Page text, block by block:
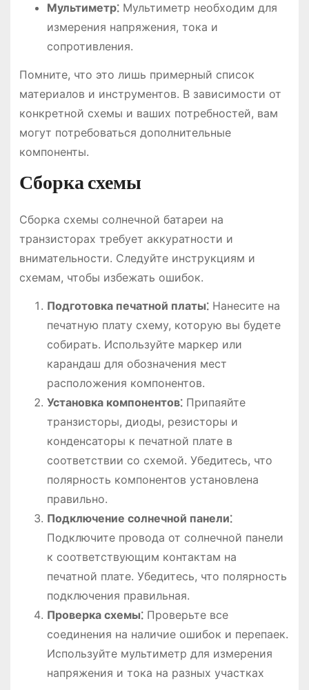
Мультиметр⁚Мультиметр необходим для
измерения напряжения, тока и
сопротивления.
Помните, что это лишь примерный список
материалов и инструментов. В зависимости от
конкретной схемы и ваших потребностей, вам
могут потребоваться дополнительные
компоненты.
Сборка схемы
Сборка схемы солнечной батареи на
транзисторах требует аккуратности и
внимательности. Следуйте инструкциям и
схемам, чтобы избежать ошибок.
Подготовка печатной платы⁚Нанесите на
печатную плату схему, которую вы будете
собирать. Используйте маркер или
карандаш для обозначения мест
расположения компонентов.
Установка компонентов⁚Припаяйте
транзисторы, диоды, резисторы и
конденсаторы к печатной плате в
соответствии со схемой. Убедитесь, что
полярность компонентов установлена
правильно.
Подключение солнечной панели⁚
Подключите провода от солнечной панели
к соответствующим контактам на
печатной плате. Убедитесь, что полярность
подключения правильная.
Проверка схемы⁚Проверьте все
соединения на наличие ошибок и перепаек.
Используйте мультиметр для измерения
напряжения и тока на разных участках